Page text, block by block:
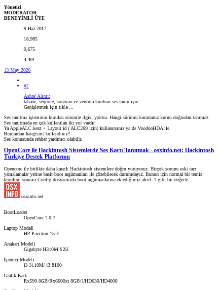
Yönetici
MODERATOR
DENEYİMLİ ÜYE
9 Haz 2017
18,985
9,675
4,401
13 May 2026
#2
Ashra' Alıntı:
tahaoe, sequoie, sonoma ve ventura kurdum ses tanımıyor.
Genişletmek için tıkla ...
Ses tanıtma işleminin kurulan sürümle ilgisi yoktur. Hangi sürümü kurarsanız kurun doğrudan tanımaz.
Ses tanıtmada en çok kullanılan iki yol vardır.
Ya AppleALC.kext + Layout id ( ALC269 için) kullanırsınız ya da VoodooHDA ile.
Bunlardan hangisini kullandınız?
Ses konusunda rehber yardımcı olabilir.
OpenCore ile Hackintosh Sistemlerde Ses Kartı Tanıtmak - osxinfo.net: Hackintosh
Türkiye Destek Platformu
Opencore ile birlikte daha kararlı Hackintosh sistemlere doğru yürüyoruz. Birçok sorunu eski tarz
yamalamalar yerine basit boot argümanları ile çözebilecek durumdayız. Bunun için normal bir temiz
kurulum sonrası Config dosyamızda boot argümanlarına eklediğimiz alcid=1 gibi bir değerle...
osxinfo.net
BootLoader
OpenCore 1.0.7
Laptop Modeli
HP Pavilion 15-E
Anakart Modeli
Gigabyte H310M S2H
İşlemci Modeli
i3 3110M/ i3 8100
Grafik Kartı
Rx590 8GB/Rx6600xt 8GB/UHD630/HD4000